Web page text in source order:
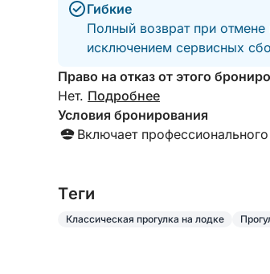
Гибкие
Полный возврат при
исключением сервисных
Право на отказ от этого
Нет. Подробнее
Условия бронирования
Включает
Tеги
Классическая прогулка на лодке